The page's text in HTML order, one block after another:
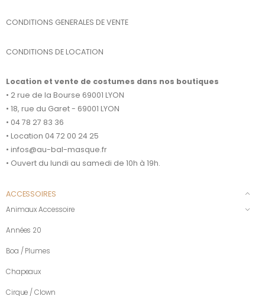
CONDITIONS GENERALES DE VENTE
CONDITIONS DE LOCATION
Location et vente de costumes dans nos boutiques
• 2 rue de la Bourse 69001 LYON
• 18, rue du Garet - 69001 LYON
• 04 78 27 83 36
• Location 04 72 00 24 25
• infos@au-bal-masque.fr
• Ouvert du lundi au samedi de 10h à 19h.
ACCESSOIRES
Animaux Accessoire
Années 20
Boa / Plumes
Chapeaux
Cirque / Clown